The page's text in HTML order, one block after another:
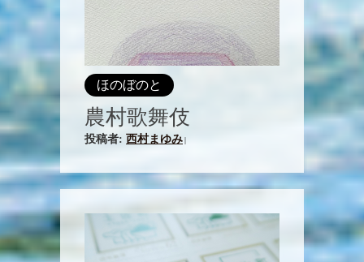
ほのぼのと
農村歌舞伎
投稿者: 西村まゆみ